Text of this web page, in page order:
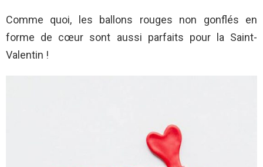
Comme quoi, les ballons rouges non gonflés en
forme de cœur sont aussi parfaits pour la Saint-
Valentin !